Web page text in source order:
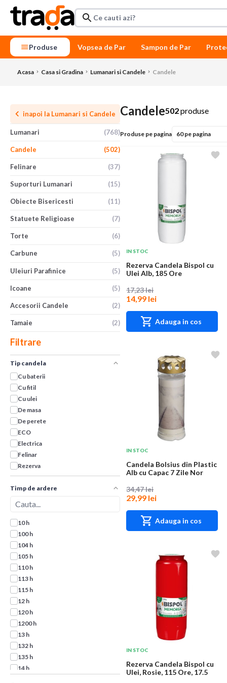
Produse Vopsea de Par Sampon de Par
Acasa Casa si Gradina Lumanari si Candele Candele
inapoi la Lumanari si Candele
Lumanari (768)
Candele (502)
Felinare (37)
Suporturi Lumanari (15)
Obiecte Bisericesti (11)
Statuete Religioase (7)
Torte (6)
Carbune (5)
Uleiuri Parafinice (5)
Icoane (5)
Accesorii Candele (2)
Tamaie (2)
Filtrare
Tip candela
Cu baterii
Cu fitil
Cu ulei
De masa
De perete
ECO
Electrica
Felinar
Rezerva
Timp de ardere
10 h
100 h
104 h
105 h
110 h
113 h
115 h
12 h
120 h
1200 h
13 h
132 h
135 h
14 h
Candele502produse
Produse pe pagina
IN STOC
Rezerva Candela Bispol cu
Ulei Alb, 185 Ore
17,23 lei
14,99 lei
Adauga in cos
IN STOC
Candela Bolsius din Plastic
Alb cu Capac 7 Zile Nor
34,47 lei
29,99 lei
Adauga in cos
IN STOC
Rezerva Candela Bispol cu
Ulei, Rosie, 115 Ore, 17.5